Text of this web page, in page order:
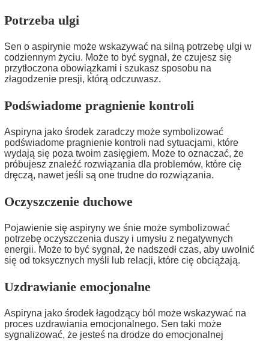
Potrzeba ulgi
Sen o aspirynie może wskazywać na silną potrzebę ulgi w
codziennym życiu. Może to być sygnał, że czujesz się
przytłoczona obowiązkami i szukasz sposobu na
złagodzenie presji, którą odczuwasz.
Podświadome pragnienie kontroli
Aspiryna jako środek zaradczy może symbolizować
podświadome pragnienie kontroli nad sytuacjami, które
wydają się poza twoim zasięgiem. Może to oznaczać, że
próbujesz znaleźć rozwiązania dla problemów, które cię
dręczą, nawet jeśli są one trudne do rozwiązania.
Oczyszczenie duchowe
Pojawienie się aspiryny we śnie może symbolizować
potrzebę oczyszczenia duszy i umysłu z negatywnych
energii. Może to być sygnał, że nadszedł czas, aby uwolnić
się od toksycznych myśli lub relacji, które cię obciążają.
Uzdrawianie emocjonalne
Aspiryna jako środek łagodzący ból może wskazywać na
proces uzdrawiania emocjonalnego. Sen taki może
sygnalizować, że jesteś na drodze do emocjonalnej